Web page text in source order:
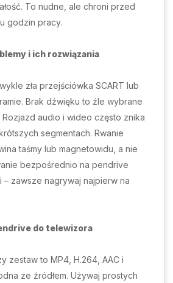
To nudne, ale chroni przed
godzin pracy.
i ich rozwiązania
zła przejściówka SCART lub
Brak dźwięku to źle wybrane
audio i wideo często znika
segmentach. Rwanie
taśmy lub magnetowidu, a nie
bezpośrednio na pendrive
zawsze nagrywaj najpierw na
do telewizora
zestaw to MP4, H.264, AAC i
ze źródłem. Używaj prostych